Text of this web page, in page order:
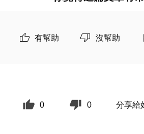
有幫助 沒幫助
0 0 分享給